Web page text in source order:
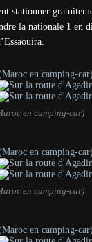
stationner
la nationale 1 en
en camping-car)
en camping-car)